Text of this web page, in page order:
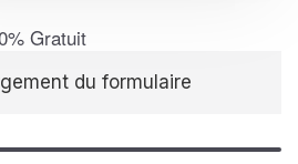
Gratuit
du formulaire